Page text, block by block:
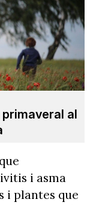
al
i asma
i plantes que